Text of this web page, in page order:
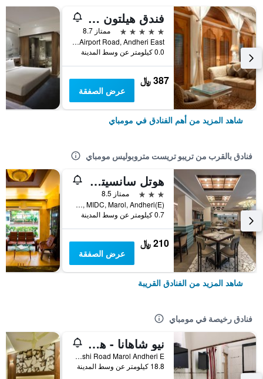
فندق هيلتون مومباي إنترناشيونال اير بورت
5 نجوم
ممتاز 8.7
Sahar Airport Road, Andheri East, مومباي, الهند
0.0 كيلومتر عن وسط المدينة
387 ﷼
عرض الصفقة
شاهد المزيد من أهم الفنادق في مومباي
فنادق بالقرب من تريبو تريست متروبوليس مومباي
هوتل سانسيتي ريزيدانس
3 نجوم
ممتاز 8.5
16th Road, MIDC, Marol, Andheri(E), مومباي, الهند
0.7 كيلومتر عن وسط المدينة
210 ﷼
عرض الصفقة
شاهد المزيد من الفنادق القريبة
فنادق رخيصة في مومباي
نيو شاهانا - هوستل
Shop No 5 Marol Maroshi Road Marol Andheri E, مومباي, الهند
18.8 كيلومتر عن وسط المدينة